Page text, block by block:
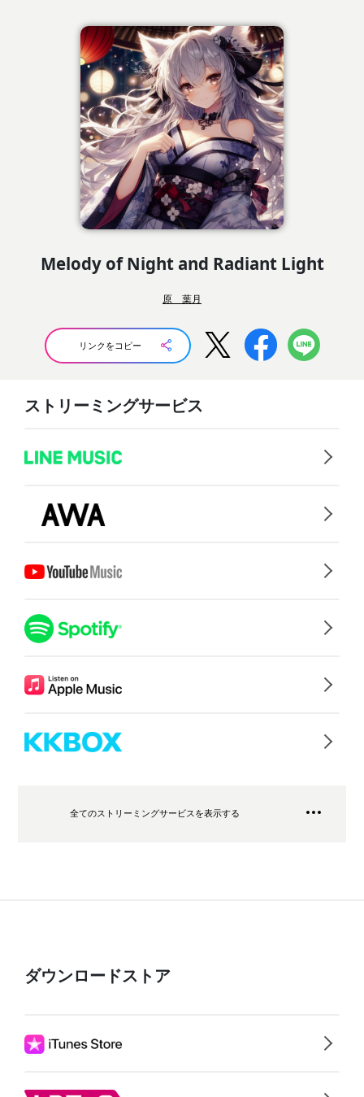
Melody of Night and Radiant Light
原 葉月
リンクをコピー
ストリーミングサービス
全てのストリーミングサービスを表示する
ダウンロードストア